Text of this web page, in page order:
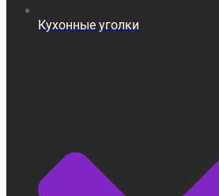
Кухонные уголки